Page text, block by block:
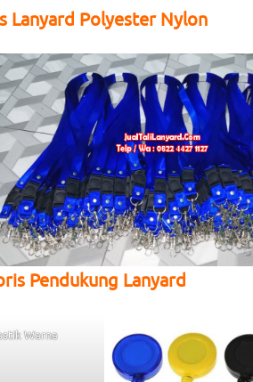
Lanyard Polyester Nylon
Pendukung Lanyard
Warna